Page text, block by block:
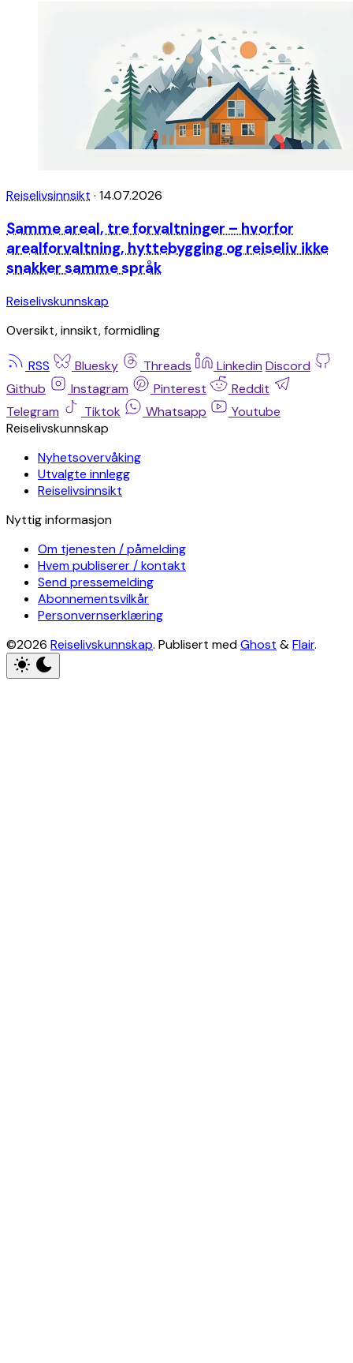
Reiselivsinnsikt · 14.07.2026
Samme areal, tre forvaltninger – hvorfor
arealforvaltning, hyttebygging og reiseliv ikke
snakker samme språk
Reiselivskunnskap
Oversikt, innsikt, formidling
RSS Bluesky Threads Linkedin Discord
Github
Instagram Pinterest
Reddit
Telegram
Tiktok Whatsapp
Youtube
Reiselivskunnskap
Nyhetsovervåking
Utvalgte innlegg
Reiselivsinnsikt
Nyttig informasjon
Om tjenesten / påmelding
Hvem publiserer / kontakt
Send pressemelding
Abonnementsvilkår
Personvernserklæring
©2026 Reiselivskunnskap. Publisert medGhost &Flair.